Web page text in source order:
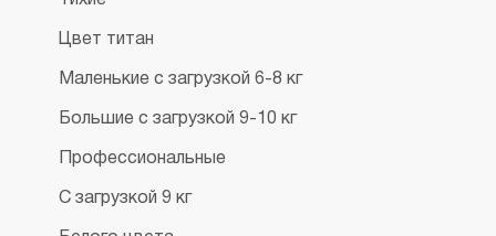
Цвет титан
Маленькие с загрузкой 6-8 кг
Большие с загрузкой 9-10 кг
Профессиональные
С загрузкой 9 кг